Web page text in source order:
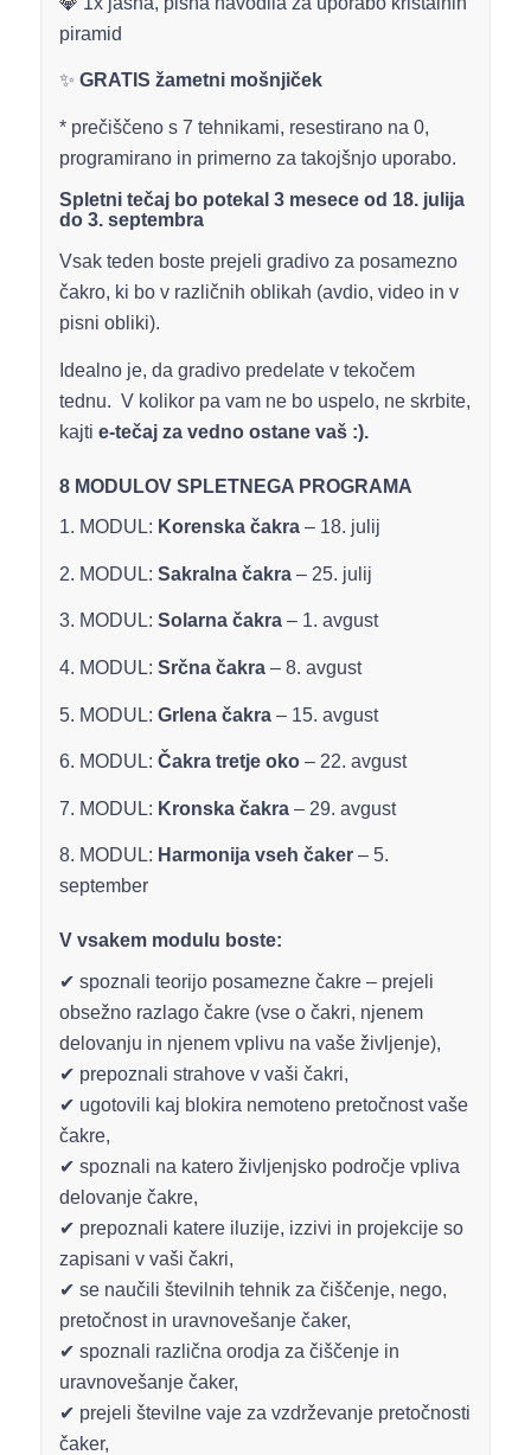
piramid
✨ GRATIS žametni mošnjiček
* prečiščeno s 7 tehnikami, resestirano na 0,
programirano in primerno za takojšnjo uporabo.
Spletni tečaj bo potekal 3 mesece od 18. julija
do 3. septembra
Vsak teden boste prejeli gradivo za posamezno
čakro, ki bo v različnih oblikah (avdio, video in v
pisni obliki).
Idealno je, da gradivo predelate v tekočem
tednu. V kolikor pa vam ne bo uspelo, ne skrbite,
kajti e-tečaj za vedno ostane vaš :).
8 MODULOV SPLETNEGA PROGRAMA
1. MODUL: Korenska čakra– 18. julij
2. MODUL: Sakralna čakra– 25. julij
3. MODUL: Solarna čakra– 1. avgust
4. MODUL: Srčna čakra– 8. avgust
5. MODUL: Grlena čakra– 15. avgust
6. MODUL: Čakra tretje oko– 22. avgust
7. MODUL: Kronska čakra– 29. avgust
8. MODUL: Harmonija vseh čaker– 5.
september
V vsakem modulu boste:
✔ spoznali teorijo posamezne čakre – prejeli
obsežno razlago čakre (vse o čakri, njenem
delovanju in njenem vplivu na vaše življenje),
✔ prepoznali strahove v vaši čakri,
✔ ugotovili kaj blokira nemoteno pretočnost vaše
čakre,
✔ spoznali na katero življenjsko področje vpliva
delovanje čakre,
✔ prepoznali katere iluzije, izzivi in projekcije so
zapisani v vaši čakri,
✔ se naučili številnih tehnik za čiščenje, nego,
pretočnost in uravnovešanje čaker,
✔ spoznali različna orodja za čiščenje in
uravnovešanje čaker,
✔ prejeli številne vaje za vzdrževanje pretočnosti
čaker,